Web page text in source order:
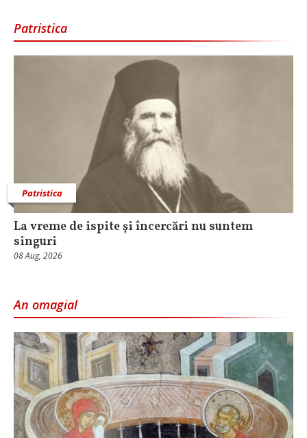
Patristica
Patristica
La vreme de ispite și încercări nu suntem
singuri
08 Aug, 2026
An omagial